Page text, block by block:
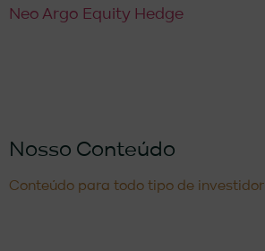
Neo Argo Equity Hedge
Nosso Conteúdo
Conteúdo para todo tipo de investidor